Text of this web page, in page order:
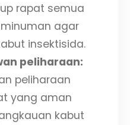
rapat semua
agar
insektisida.
peliharaan:
peliharaan
yang aman
kabut